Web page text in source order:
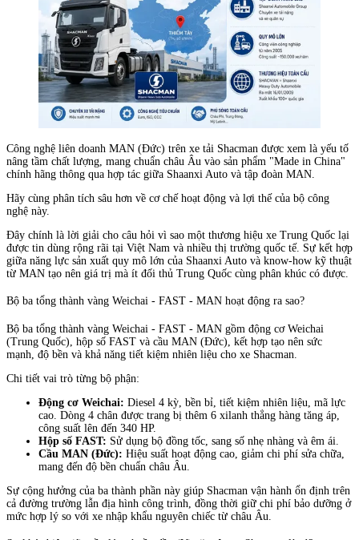
Công nghệ liên doanh MAN (Đức) trên xe tải Shacman được xem là yếu tố
nâng tầm chất lượng, mang chuẩn châu Âu vào sản phẩm "Made in China"
chính hãng thông qua hợp tác giữa Shaanxi Auto và tập đoàn MAN.
Hãy cùng phân tích sâu hơn về cơ chế hoạt động và lợi thế của bộ công
nghệ này.
Đây chính là lời giải cho câu hỏi vì sao một thương hiệu xe Trung Quốc lại
được tin dùng rộng rãi tại Việt Nam và nhiều thị trường quốc tế. Sự kết hợp
giữa năng lực sản xuất quy mô lớn của Shaanxi Auto và know-how kỹ thuật
từ MAN tạo nên giá trị mà ít đối thủ Trung Quốc cùng phân khúc có được.
Bộ ba tổng thành vàng Weichai - FAST - MAN hoạt động ra sao?
Bộ ba tổng thành vàng Weichai - FAST - MAN gồm động cơ Weichai
(Trung Quốc), hộp số FAST và cầu MAN (Đức), kết hợp tạo nên sức
mạnh, độ bền và khả năng tiết kiệm nhiên liệu cho xe Shacman.
Chi tiết vai trò từng bộ phận:
Động cơ Weichai: Diesel 4 kỳ, bền bỉ, tiết kiệm nhiên liệu, mã lực
cao. Dòng 4 chân được trang bị thêm 6 xilanh thẳng hàng tăng áp,
công suất lên đến 340 HP.
Hộp số FAST: Sử dụng bộ đồng tốc, sang số nhẹ nhàng và êm ái.
Cầu MAN (Đức): Hiệu suất hoạt động cao, giảm chi phí sửa chữa,
mang đến độ bền chuẩn châu Âu.
Sự cộng hưởng của ba thành phần này giúp Shacman vận hành ổn định trên
cả đường trường lẫn địa hình công trình, đồng thời giữ chi phí bảo dưỡng ở
mức hợp lý so với xe nhập khẩu nguyên chiếc từ châu Âu.